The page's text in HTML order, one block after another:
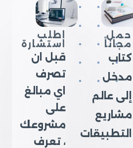
حمل
مجاناً
كتاب
مدخل
إلى عالم
مشاريع
التطبيقات
اطلب
استشارة
قبل ان
تصرف
اي مبالغ
على
مشروعك
، تعرف